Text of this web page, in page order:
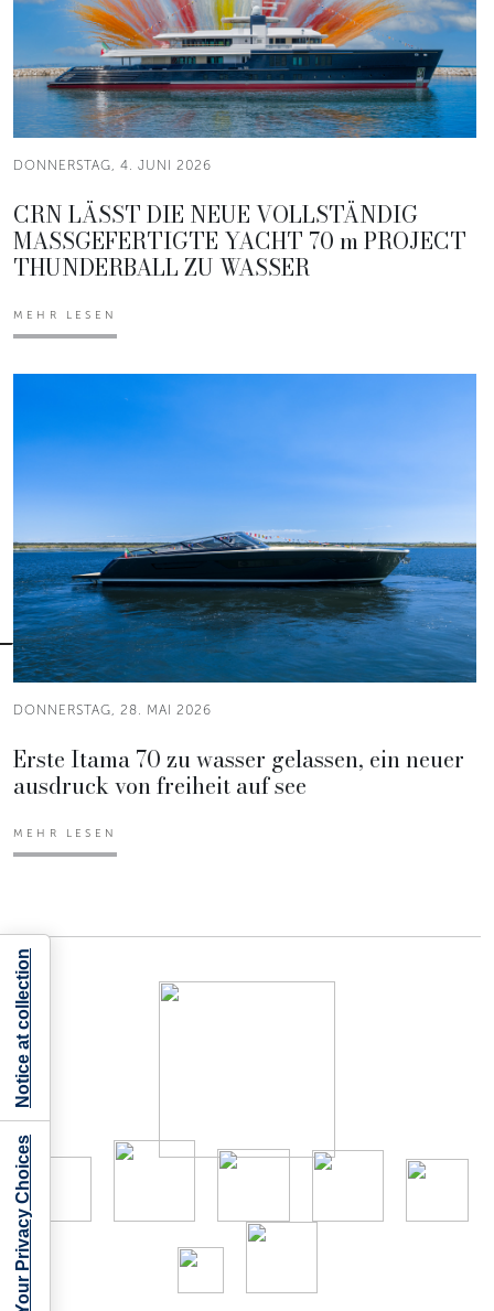
DONNERSTAG, 4. JUNI 2026
CRN LÄSST DIE NEUE VOLLSTÄNDIG
MASSGEFERTIGTE YACHT 70 m PROJECT
THUNDERBALL ZU WASSER
MEHR LESEN
DONNERSTAG, 28. MAI 2026
Erste Itama 70 zu wasser gelassen, ein neuer
ausdruck von freiheit auf see
MEHR LESEN
Your Privacy Choices
Notice at collection